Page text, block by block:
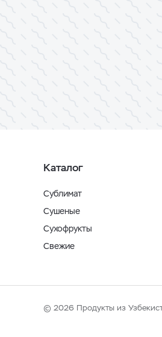
Каталог
Сублимат
Сушеные
Сухофрукты
Свежие
© 2026 Продукты из